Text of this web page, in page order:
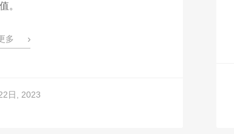
。
多
日, 2023